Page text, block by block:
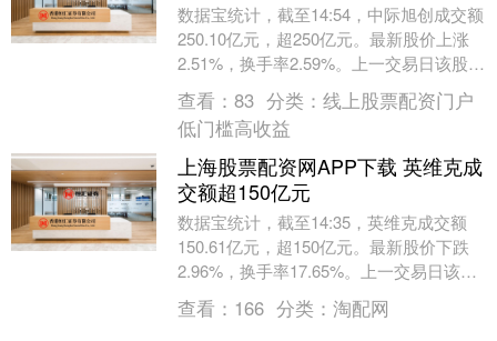
数据宝统计，截至14:54，中际旭创成交额
250.10亿元，超250亿元。最新股价上涨
2.51%，换手率2.59%。上一交易日该股全
天成交额为214.34亿元。....
查看： 83 分类： 线上股票配资门户
低门槛高收益
上海股票配资网APP下载 英维克成
交额超150亿元
数据宝统计，截至14:35，英维克成交额
150.61亿元，超150亿元。最新股价下跌
2.96%，换手率17.65%。上一交易日该股
全天成交额为6.52亿元。（数....
查看： 166 分类： 淘配网